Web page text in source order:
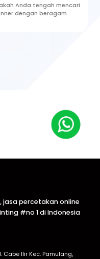
Anda tengah mencari
dengan beragam
jasa percetakan online
#no 1 di Indonesia
Cabe Ilir Kec. Pamulang,